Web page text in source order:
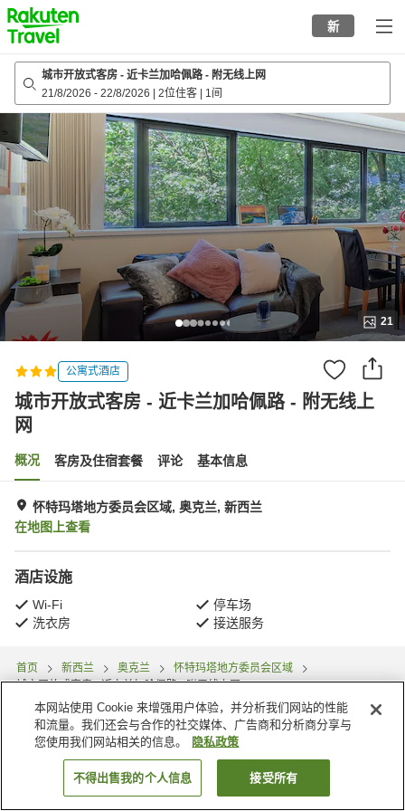
to
top
page
新
城市开放式客房 - 近卡兰加哈佩路 - 附无线上网
21/8/2026 - 22/8/2026 2位住客 1间
21
公寓式酒店
城市开放式客房 - 近卡兰加哈佩路 - 附无线上
网
概况 客房及住宿套餐 评论 基本信息
怀特玛塔地方委员会区域, 奥克兰, 新西兰
在地图上查看
酒店设施
Wi-Fi
停车场
洗衣房
接送服务
首页 新西兰 奥克兰
怀特玛塔地方委员会区域
城市开放式客房 - 近卡兰加哈佩路 - 附无线上网
搜索客房
本网站使用 Cookie 来增强用户体验，并分析我们网站的性能
和流量。我们还会与合作的社交媒体、广告商和分析商分享与
您使用我们网站相关的信息。
隐私政策
不得出售我的个人信息 接受所有